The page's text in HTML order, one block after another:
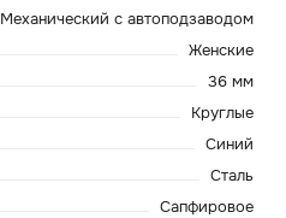
Механический с автоподзаводом
Женские
36 мм
Круглые
Синий
Сталь
Сапфировое